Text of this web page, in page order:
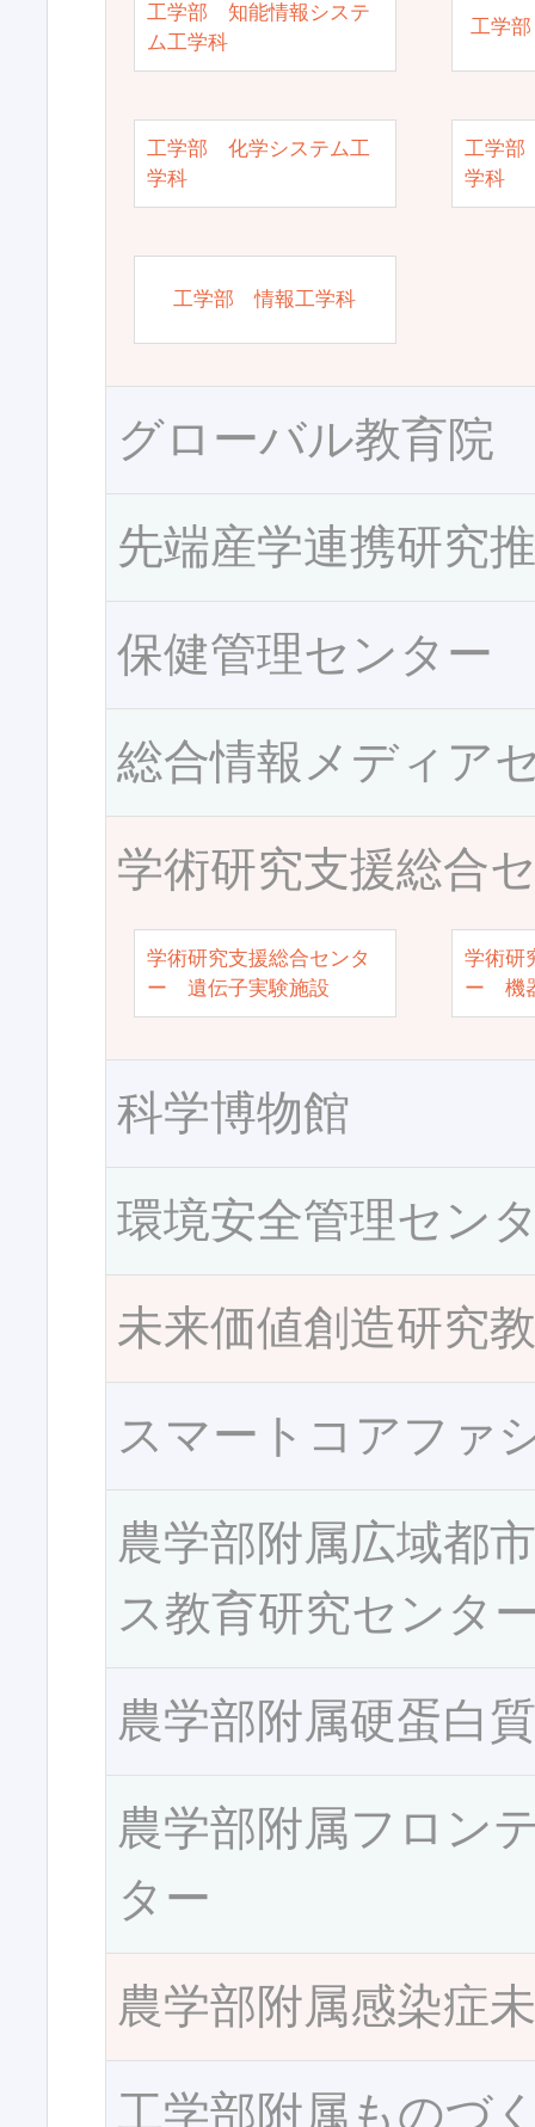
工学部 知能情報システ
ム工学科
工学
工学部 化学システム工
学科
工学部
学科
工学部 情報工学科
グローバル教育院
先端産学連携研究
保健管理センター
総合情報メディア
学術研究支援総合
学術研究支援総合センタ
ー 遺伝子実験施設
学術研
ー 機
科学博物館
環境安全管理セン
未来価値創造研究
スマートコアファ
農学部附属広域都
ス教育研究センタ
農学部附属硬蛋白
農学部附属フロン
ター
農学部附属感染症
工学部附属ものづ